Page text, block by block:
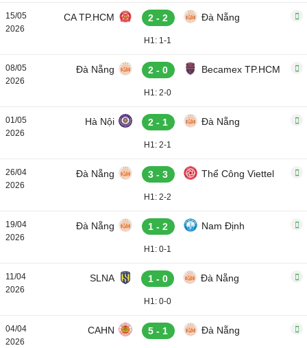
15/05
2026
CA TP.HCM 2 - 2 Đà Nẵng
H1: 1-1
08/05
2026
Đà Nẵng 2 - 0 Becamex TP.HCM
H1: 2-0
01/05
2026
Hà Nội 2 - 1 Đà Nẵng
H1: 2-1
26/04
2026
Đà Nẵng 3 - 3 Thể Công Viettel
H1: 2-2
19/04
2026
Đà Nẵng 1 - 2 Nam Định
H1: 0-1
11/04
2026
SLNA 1 - 0 Đà Nẵng
H1: 0-0
04/04
2026
CAHN 5 - 1 Đà Nẵng